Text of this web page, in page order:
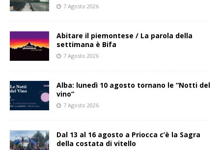
7 Agosto 2026
Abitare il piemontese / La parola della
settimana è Bifa
7 Agosto 2026
Alba: lunedì 10 agosto tornano le “Notti del
vino”
7 Agosto 2026
Dal 13 al 16 agosto a Priocca c’è la Sagra
della costata di vitello